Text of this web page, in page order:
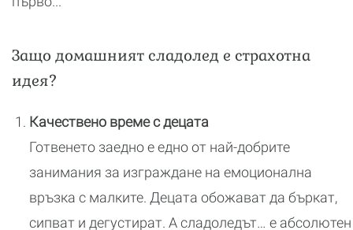
Защо домашният сладолед е страхотна
идея?
Качествено време с децата
Готвенето заедно е едно от най-добрите
занимания за изграждане на емоционална
връзка с малките. Децата обожават да бъркат,
сипват и дегустират. А сладоледът… е абсолютен